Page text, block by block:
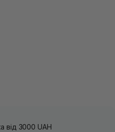
від 3000 UAH